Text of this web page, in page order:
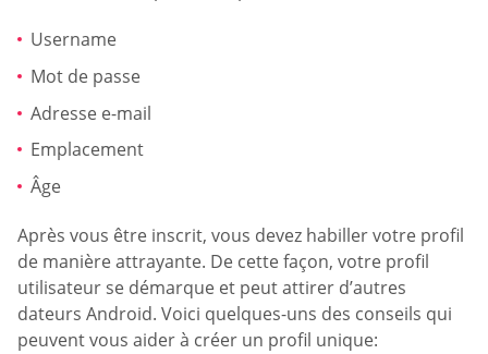
Username
Mot de passe
Adresse e-mail
Emplacement
Âge
Après vous être inscrit, vous devez habiller votre profil
de manière attrayante. De cette façon, votre profil
utilisateur se démarque et peut attirer d’autres
dateurs Android. Voici quelques-uns des conseils qui
peuvent vous aider à créer un profil unique: